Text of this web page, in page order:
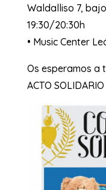
Waldalliso 7,
19:30/20:30h
• Music Center
Os esperamos a
ACTO SOLIDARIO